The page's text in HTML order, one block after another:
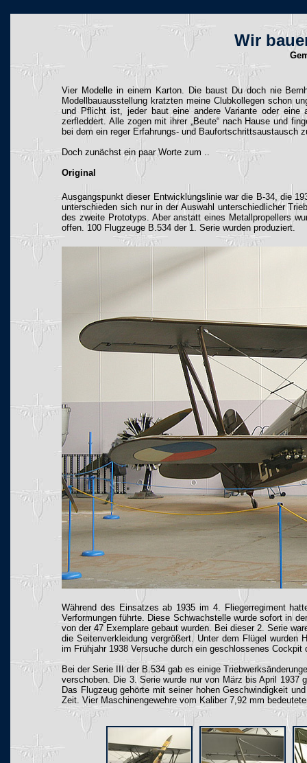
Wir
Vier Modelle in einem Karton. Die baust Du doch nie
Modellbauausstellung kratzten meine Clubkollegen schon
und Pflicht ist, jeder baut eine andere Variante oder eine
zerfleddert. Alle zogen mit ihrer „Beute“ nach Hause und
bei dem ein reger Erfahrungs- und Baufortschrittsaustausch
Doch zunächst ein paar Worte zum ..
Original
Ausgangspunkt dieser Entwicklungslinie war die B-34, die
unterschieden sich nur in der Auswahl unterschiedlicher
des zweite Prototyps. Aber anstatt eines Metallpropellers
offen. 100 Flugzeuge B.534 der 1. Serie wurden produziert.
Während des Einsatzes ab 1935 im 4. Fliegerregiment
Verformungen führte. Diese Schwachstelle wurde sofort in
von der 47 Exemplare gebaut wurden. Bei dieser 2. Serie
die Seitenverkleidung vergrößert. Unter dem Flügel
im Frühjahr 1938 Versuche durch ein geschlossenes
Bei der Serie III der B.534 gab es einige
verschoben. Die 3. Serie wurde nur von März bis April
Das Flugzeug gehörte mit seiner hohen Geschwindigkeit
Zeit. Vier Maschinengewehre vom Kaliber 7,92 mm